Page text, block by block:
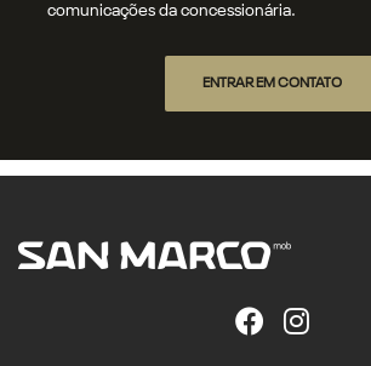
comunicações da concessionária.
ENTRAR EM CONTATO